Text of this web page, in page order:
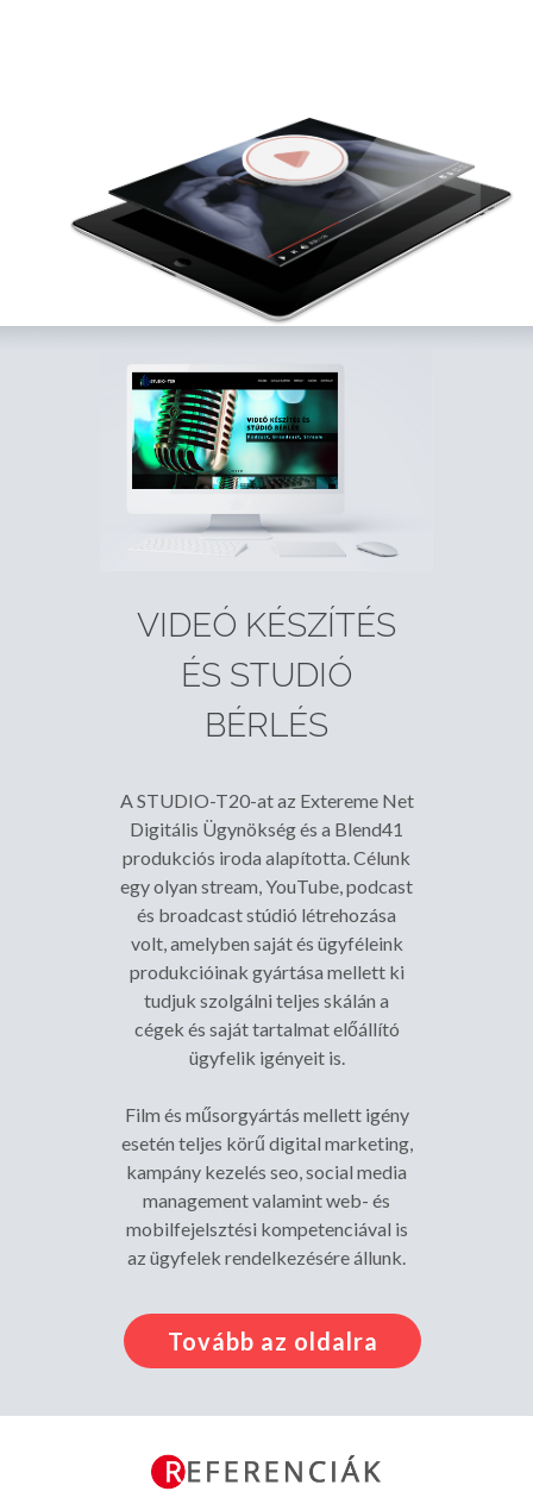
VIDEÓ KÉSZÍTÉS
ÉS STUDIÓ
BÉRLÉS
A STUDIO-T20-at az Extereme Net
Digitális Ügynökség és a Blend41
produkciós iroda alapította. Célunk
egy olyan stream, YouTube, podcast
és broadcast stúdió létrehozása
volt, amelyben saját és ügyféleink
produkcióinak gyártása mellett ki
tudjuk szolgálni teljes skálán a
cégek és saját tartalmat előállító
ügyfelik igényeit is.
Film és műsorgyártás mellett igény
esetén teljes körű digital marketing,
kampány kezelés seo, social media
management valamint web- és
mobilfejelsztési kompetenciával is
az ügyfelek rendelkezésére állunk.
Tovább az oldalra